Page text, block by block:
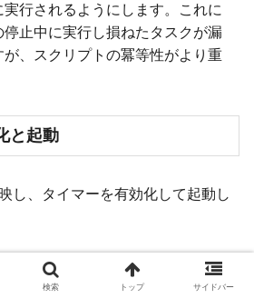
行されるようにします。これに
停止中に実行し損ねたタスクが漏
が、スクリプトの冪等性がより重
と起動
し、タイマーを有効化して起動し
ルをリロード
検索 トップ サイドバー